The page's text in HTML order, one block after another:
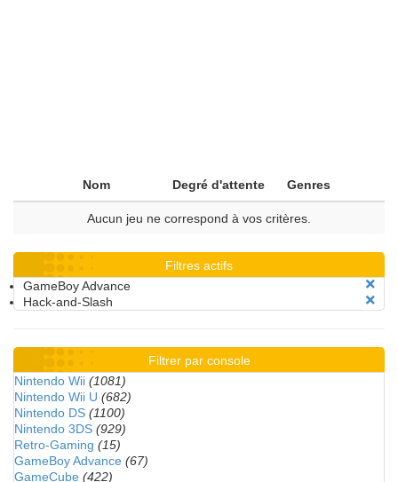
Nom Degré d'attente Genres
Aucun jeu ne correspond à vos critères.
Filtres actifs
GameBoy Advance
Hack-and-Slash
Filtrer par console
Nintendo Wii (1081)
Nintendo Wii U (682)
Nintendo DS (1100)
Nintendo 3DS (929)
Retro-Gaming (15)
GameBoy Advance (67)
GameCube (422)